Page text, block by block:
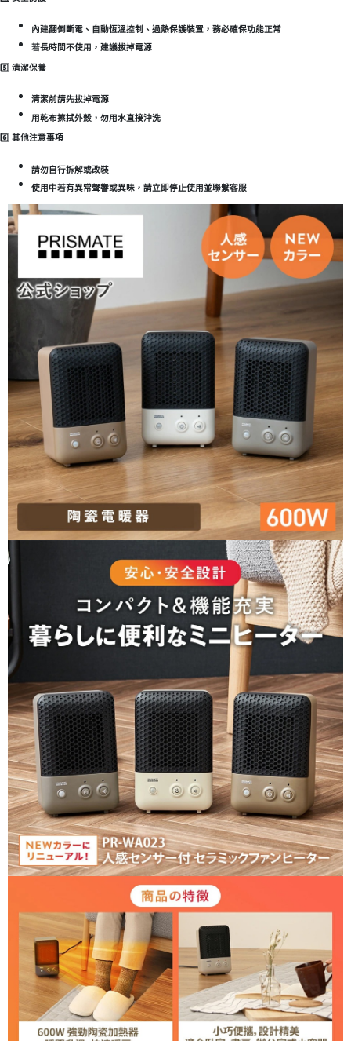
內建翻倒斷電、自動恆溫控制、過熱保護裝置，務必確保功能正常
若長時間不使用，建議拔掉電源
5️⃣ 清潔保養
清潔前請先拔掉電源
用乾布擦拭外殼，勿用水直接沖洗
6️⃣ 其他注意事項
請勿自行拆解或改裝
使用中若有異常聲響或異味，請立即停止使用並聯繫客服